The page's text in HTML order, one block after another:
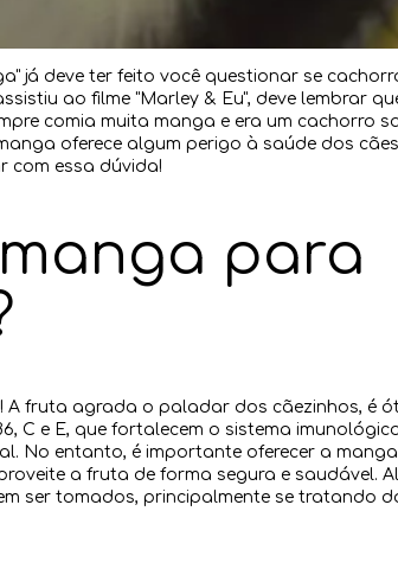
já deve ter feito você questionar se
ao filme "Marley & Eu", deve lembrar
comia muita manga e era um cachorro
oferece algum perigo à saúde dos
com essa dúvida!
para
A fruta agrada o paladar dos cãezinhos, é
C e E, que fortalecem o sistema
No entanto, é importante oferecer a
a fruta de forma segura e saudável.
ser tomados, principalmente se tratando